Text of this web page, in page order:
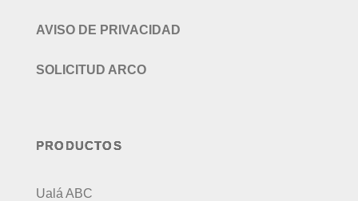
AVISO DE PRIVACIDAD
SOLICITUD ARCO
PRODUCTOS
Ualá ABC